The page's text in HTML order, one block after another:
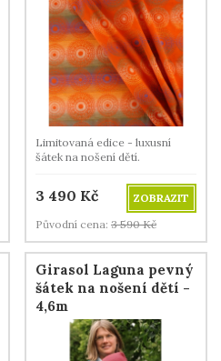
Limitovaná edice - luxusní
šátek na nošení dětí.
3 490 Kč
ZOBRAZIT
Původní cena: 3 590 Kč
Girasol Laguna pevný
šátek na nošení dětí -
4,6m